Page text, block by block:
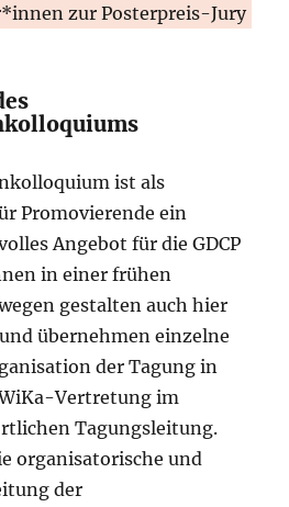
zur Posterpreis-Jury
ist als
Promovierende ein
Angebot für die GDCP
in einer frühen
gestalten auch hier
übernehmen einzelne
der Tagung in
Vertretung im
Tagungsleitung.
organisatorische und
der